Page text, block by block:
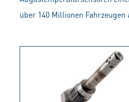
über 140 Millionen Fahrzeugen